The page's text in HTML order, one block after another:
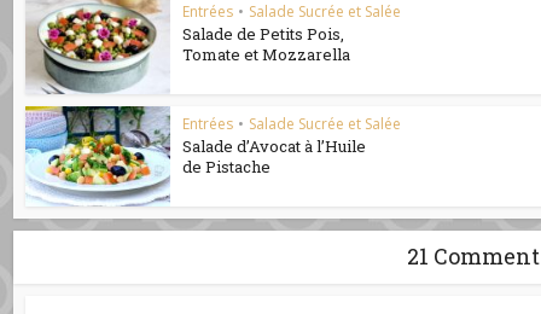
Entrées • Salade Sucrée et Salée
Salade de Petits Pois,
Tomate et Mozzarella
Entrées • Salade Sucrée et Salée
Salade d’Avocat à l’Huile
de Pistache
21